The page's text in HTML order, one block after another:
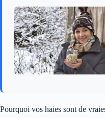
Pourquoi vos haies sont de